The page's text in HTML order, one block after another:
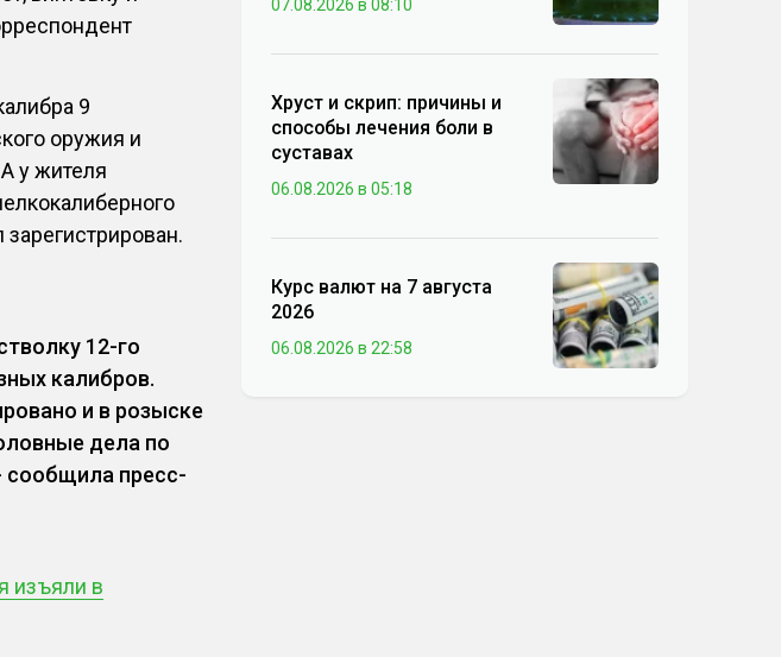
9
оружия и
у жителя
12-го
калибров.
и в розыске
дела по
сообщила пресс-
изъяли в
07.08.2026 в 08:10
Хруст и скрип: причины и
способы лечения боли в
суставах
06.08.2026 в 05:18
Курс валют на 7 августа
2026
06.08.2026 в 22:58